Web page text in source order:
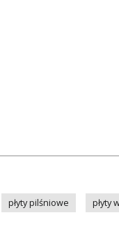
płyty pilśniowe płyty